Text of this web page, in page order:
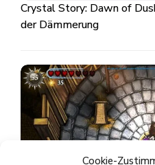
Cookie-
Crystal Story: Dawn of
der Dämmerung